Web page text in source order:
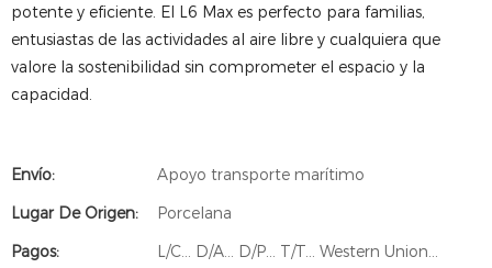
potente y eficiente. El L6 Max es perfecto para familias,
entusiastas de las actividades al aire libre y cualquiera que
valore la sostenibilidad sin comprometer el espacio y la
capacidad.
Envío:
Apoyo transporte marítimo
Lugar De Origen:
Porcelana
Pagos:
L/C... D/A... D/P... T/T... Western Union...